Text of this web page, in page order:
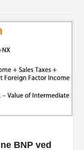
BNP ved